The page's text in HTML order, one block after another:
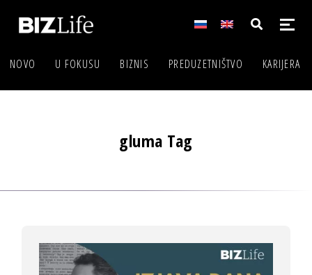
NOVO U FOKUSU BIZNIS PREDUZETNIŠTVO KARIJERA
gluma Tag